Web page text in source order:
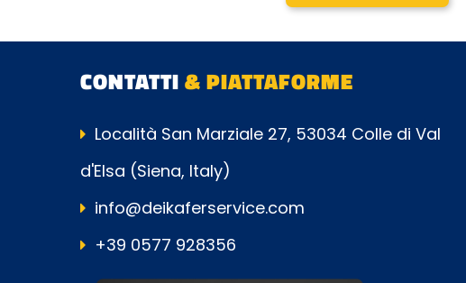
CONTATTI& PIATTAFORME
Località San Marziale 27, 53034 Colle di Val
d'Elsa (Siena, Italy)
info@deikaferservice.com
+39 0577 928356